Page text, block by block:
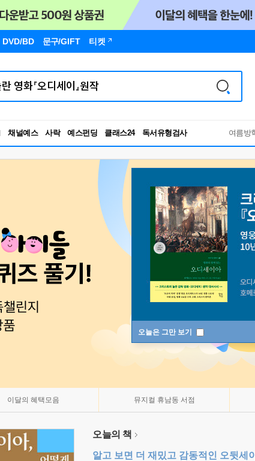
DVD/BD 문구/GIFT 티켓
채널예스 사락 예스펀딩 클래스24
RBTI Lab
독서유형검사
여름방
오늘은 그만 보기
이달의 혜택모음 뮤지컬 휴남동 서점
오늘의 책
알고 보면 더 재밌고 감동적인 오뒷세